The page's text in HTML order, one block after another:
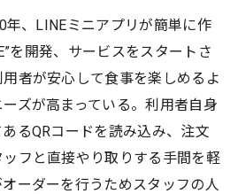
年、LINEミニアプリが簡単に作
を開発、サービスをスタートさ
者が安心して食事を楽しめるよ
ズが高まっている。利用者自身
るQRコードを読み込み、注文
フと直接やり取りする手間を軽
ーダーを行うためスタッフの人